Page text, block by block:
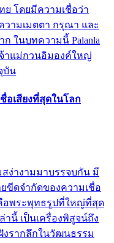
ย โดยมีความเชื่อว่า
ามเมตตา กรุณา และ
ในบทความนี้ Palanla
จ้าแม่กวนอิมองค์ใหญ่
บัน
อเสียงที่สุดในโลก
ง่างามมาบรรจบกัน มี
ขีดจำกัดของความเชื่อ
อพระพุทธรูปที่ใหญ่ที่สุด
นี้ เป็นเครื่องพิสูจน์ถึง
รากลึกในวัฒนธรรม